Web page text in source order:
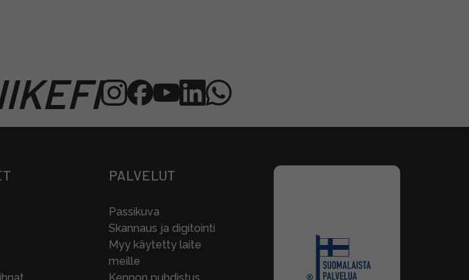
PALVELUT
Passikuva
Skannaus ja digitointi
Myy käytetty laite
meille